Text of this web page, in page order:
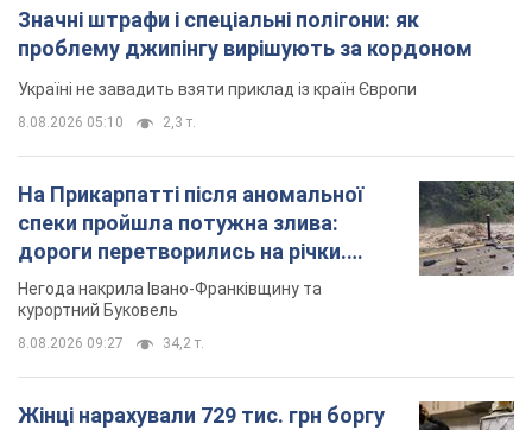
Значні штрафи і спеціальні полігони: як
проблему джипінгу вирішують за кордоном
Україні не завадить взяти приклад із країн Європи
8.08.2026 05:10 2,3 т.
На Прикарпатті після аномальної
спеки пройшла потужна злива:
дороги перетворились на річки.
Відео
Негода накрила Івано-Франківщину та
курортний Буковель
8.08.2026 09:27 34,2 т.
Жінці нарахували 729 тис. грн боргу